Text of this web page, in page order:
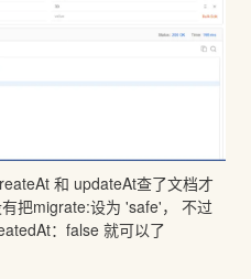
和 updateAt查了文档才
把migrate:设为 'safe'， 不过
：false 就可以了